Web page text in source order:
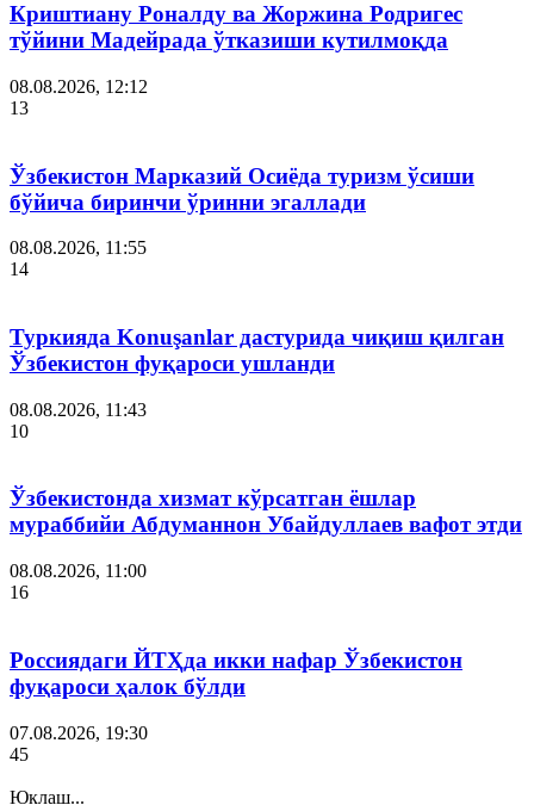
Криштиану Роналду ва Жоржина Родригес
тўйини Мадейрада ўтказиши кутилмоқда
08.08.2026, 12:12
13
Ўзбекистон Марказий Осиёда туризм ўсиши
бўйича биринчи ўринни эгаллади
08.08.2026, 11:55
14
Туркияда Konuşanlar дастурида чиқиш қилган
Ўзбекистон фуқароси ушланди
08.08.2026, 11:43
10
Ўзбекистонда хизмат кўрсатган ёшлар
мураббийи Абдуманнон Убайдуллаев вафот этди
08.08.2026, 11:00
16
Россиядаги ЙТҲда икки нафар Ўзбекистон
фуқароси ҳалок бўлди
07.08.2026, 19:30
45
Юклаш...